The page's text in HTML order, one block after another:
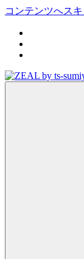
コンテンツへス
オイル交換や車
まで、車に関す